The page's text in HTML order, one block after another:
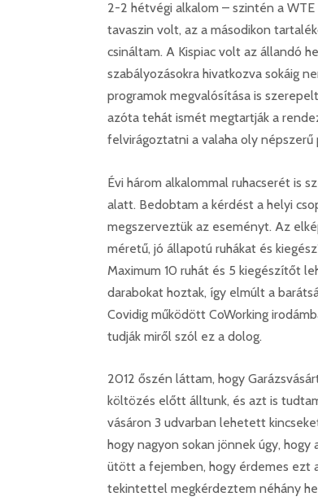
2-2 hétvégi alkalom – szintén a
tavaszin volt, az a másodikon
csináltam. A Kispiac volt az állandó
szabályozásokra hivatkozva sokáig
programok megvalósítása is
azóta tehát ismét megtartják a
felvirágoztatni a valaha oly népszerű
Évi három alkalommal ruhacserét is
alatt. Bedobtam a kérdést a helyi
megszerveztük az eseményt. Az
méretű, jó állapotú ruhákat és
Maximum 10 ruhát és 5 kiegészítőt
darabokat hoztak, így elmúlt a
Covidig működött CoWorking
tudják miről szól ez a dolog.
2012 őszén láttam, hogy
költözés előtt álltunk, és azt is
vásáron 3 udvarban lehetett
hogy nagyon sokan jönnek úgy,
ütött a fejemben, hogy érdemes ezt
tekintettel megkérdeztem néhány